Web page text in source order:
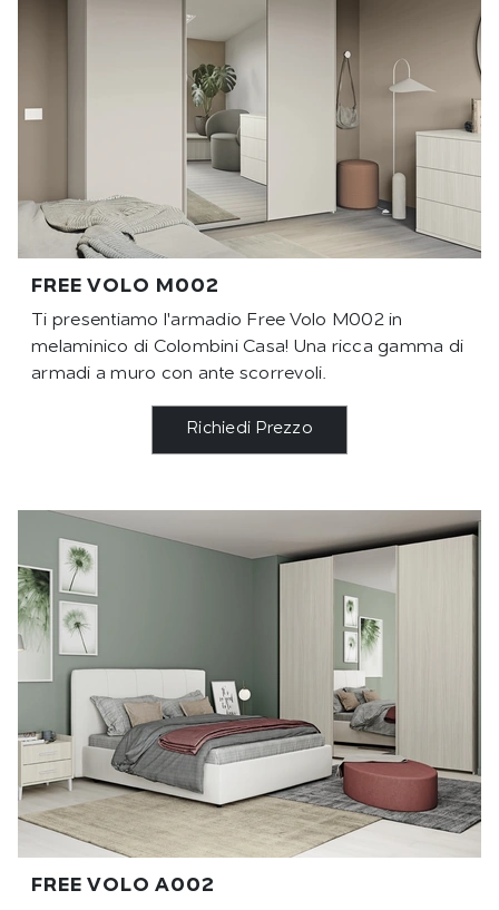
FREE VOLO M002
Ti presentiamo l'armadio Free Volo M002 in
melaminico di Colombini Casa! Una ricca gamma di
armadi a muro con ante scorrevoli.
Richiedi Prezzo
FREE VOLO A002